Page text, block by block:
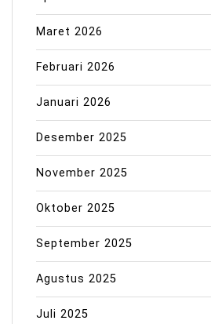
Maret 2026
Februari 2026
Januari 2026
Desember 2025
November 2025
Oktober 2025
September 2025
Agustus 2025
Juli 2025